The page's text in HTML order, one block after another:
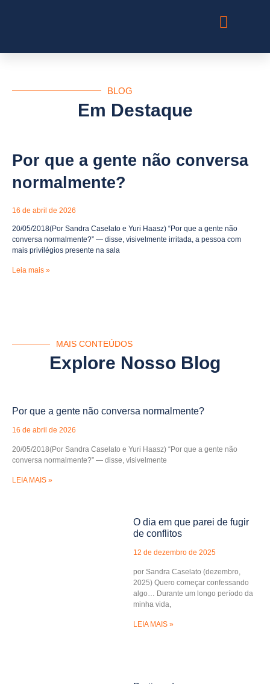
BLOG
Em Destaque
Por que a gente não conversa
normalmente?
16 de abril de 2026
20/05/2018(Por Sandra Caselato e Yuri Haasz) “Por que a gente não
conversa normalmente?” — disse, visivelmente irritada, a pessoa com
mais privilégios presente na sala
Leia mais »
MAIS CONTEÚDOS
Explore Nosso Blog
Por que a gente não conversa normalmente?
16 de abril de 2026
20/05/2018(Por Sandra Caselato e Yuri Haasz) “Por que a gente não
conversa normalmente?” — disse, visivelmente
LEIA MAIS »
O dia em que parei de fugir
de conflitos
12 de dezembro de 2025
por Sandra Caselato (dezembro,
2025) Quero começar confessando
algo… Durante um longo período da
minha vida,
LEIA MAIS »